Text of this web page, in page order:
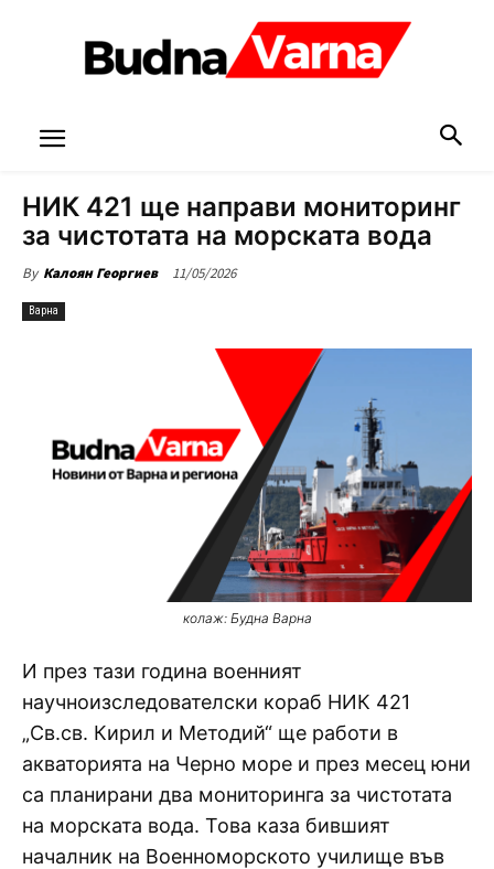
НИК 421 ще направи мониторинг
за чистотата на морската вода
By Калоян Георгиев 11/05/2026
Варна
колаж: Будна Варна
И през тази година военният
научноизследователски кораб НИК 421
„Св.св. Кирил и Методий“ ще работи в
акваторията на Черно море и през месец юни
са планирани два мониторинга за чистотата
на морската вода. Това каза бившият
началник на Военноморското училище във